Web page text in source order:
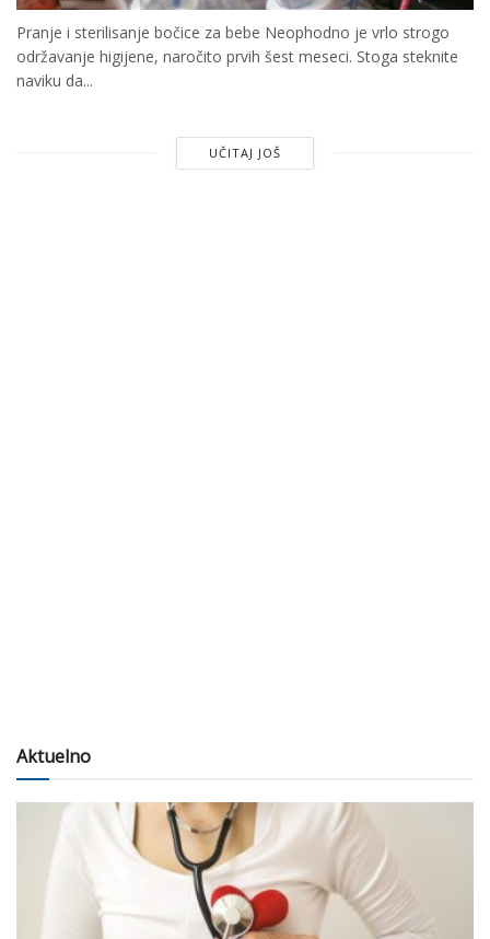
Pranje i sterilisanje bočice za bebe Neophodno je vrlo strogo
održavanje higijene, naročito prvih šest meseci. Stoga steknite
naviku da...
UČITAJ JOŠ
Aktuelno